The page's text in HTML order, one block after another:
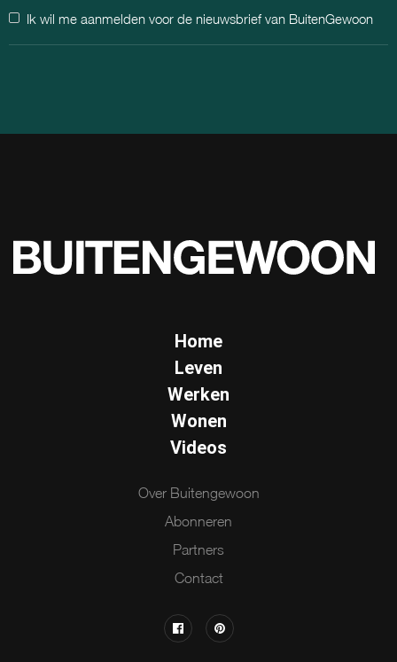
Ik wil me aanmelden voor de nieuwsbrief van BuitenGewoon
Home
Leven
Werken
Wonen
Videos
Over Buitengewoon
Abonneren
Partners
Contact